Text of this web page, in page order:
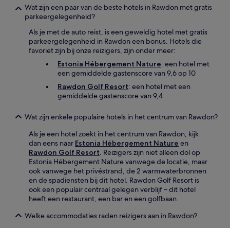
Wat zijn een paar van de beste hotels in Rawdon met gratis
parkeergelegenheid?
Als je met de auto reist, is een geweldig hotel met gratis
parkeergelegenheid in Rawdon een bonus. Hotels die
favoriet zijn bij onze reizigers, zijn onder meer:
Estonia Hébergement Nature: een hotel met
een gemiddelde gastenscore van 9,6 op 10
Rawdon Golf Resort: een hotel met een
gemiddelde gastenscore van 9,4
Wat zijn enkele populaire hotels in het centrum van Rawdon?
Als je een hotel zoekt in het centrum van Rawdon, kijk
dan eens naar Estonia Hébergement Nature en
Rawdon Golf Resort. Reizigers zijn niet alleen dol op
Estonia Hébergement Nature vanwege de locatie, maar
ook vanwege het privéstrand, de 2 warmwaterbronnen
en de spadiensten bij dit hotel. Rawdon Golf Resort is
ook een populair centraal gelegen verblijf – dit hotel
heeft een restaurant, een bar en een golfbaan.
Welke accommodaties raden reizigers aan in Rawdon?